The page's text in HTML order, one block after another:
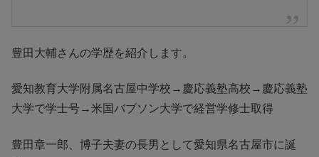
豊田大輔さんの学歴を紹介します。
愛知教育大学附属名古屋中学校→慶応義塾高校→慶応義塾
大学で学士号→米国バブソン大学で経営学修士取得
豊田章一郎、博子夫妻の長男として愛知県名古屋市に誕